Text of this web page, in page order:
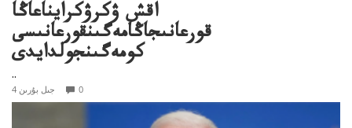
اقش ۋكرۋكرايناعاڭا
قورعانىجاڭامەگىنقورعانىسى
كومەگىنجولدايدى
..
4 جىل بۇرىن 0